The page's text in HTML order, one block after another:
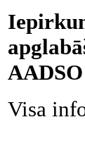
Visa